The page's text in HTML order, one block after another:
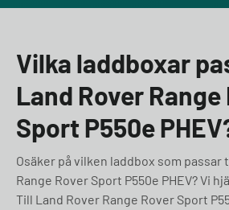
Vilka laddboxar
Land Rover Range
Sport P550e
Osäker på vilken laddbox som passar
Range Rover Sport P550e PHEV? Vi
Till Land Rover Range Rover Sport